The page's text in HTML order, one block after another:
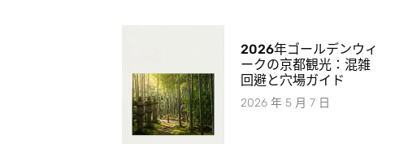
2026年ゴールデンウィ
ークの京都観光：混雑
回避と穴場ガイド
2026 年 5 月 7 日